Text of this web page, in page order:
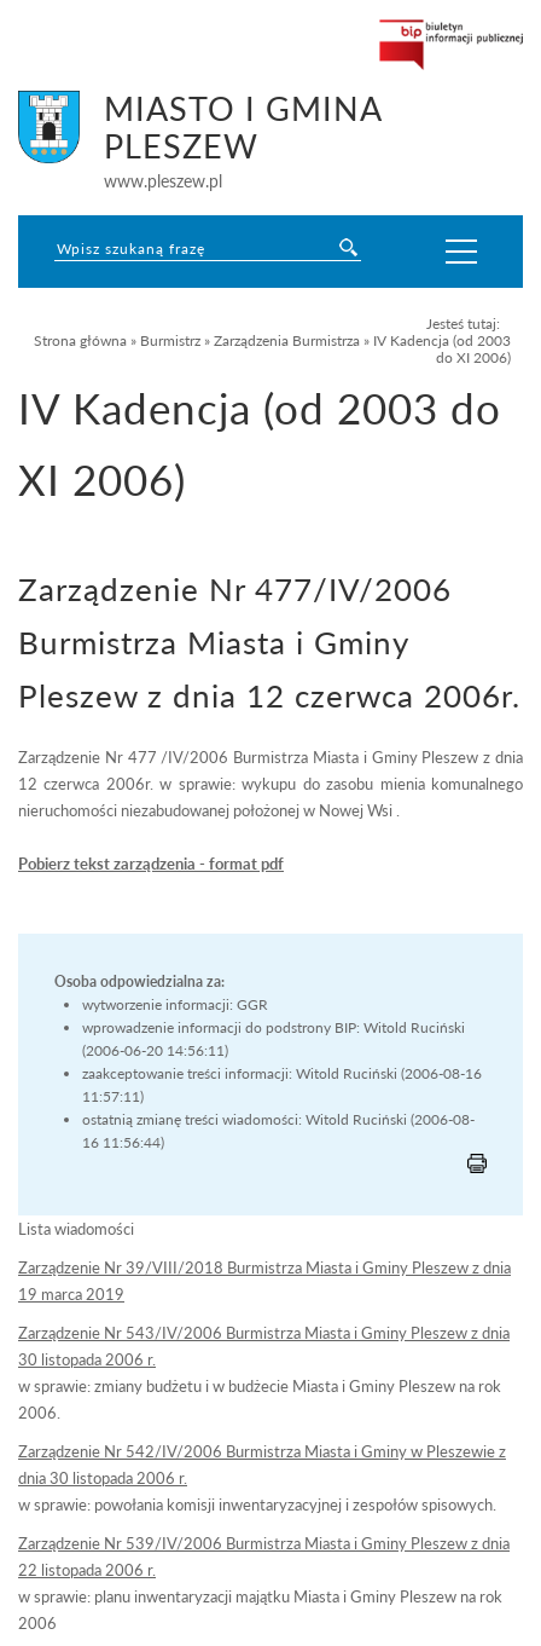
MIASTO I GMINA
PLESZEW
www.pleszew.pl
Jesteś tutaj:
Strona główna » Burmistrz » Zarządzenia Burmistrza » IV Kadencja (od 2003
do XI 2006)
IV Kadencja (od 2003 do
XI 2006)
Zarządzenie Nr 477/IV/2006
Burmistrza Miasta i Gminy
Pleszew z dnia 12 czerwca 2006r.
Zarządzenie Nr 477 /IV/2006 Burmistrza Miasta i Gminy Pleszew z dnia
12 czerwca 2006r. w sprawie: wykupu do zasobu mienia komunalnego
nieruchomości niezabudowanej położonej w Nowej Wsi .
Pobierz tekst zarządzenia - format pdf
Osoba odpowiedzialna za:
wytworzenie informacji: GGR
wprowadzenie informacji do podstrony BIP: Witold Ruciński
(2006-06-20 14:56:11)
zaakceptowanie treści informacji: Witold Ruciński (2006-08-16
11:57:11)
ostatnią zmianę treści wiadomości: Witold Ruciński (2006-08-
16 11:56:44)
Lista wiadomości
Zarządzenie Nr 39/VIII/2018 Burmistrza Miasta i Gminy Pleszew z dnia
19 marca 2019
Zarządzenie Nr 543/IV/2006 Burmistrza Miasta i Gminy Pleszew z dnia
30 listopada 2006 r.
w sprawie: zmiany budżetu i w budżecie Miasta i Gminy Pleszew na rok
2006.
Zarządzenie Nr 542/IV/2006 Burmistrza Miasta i Gminy w Pleszewie z
dnia 30 listopada 2006 r.
w sprawie: powołania komisji inwentaryzacyjnej i zespołów spisowych.
Zarządzenie Nr 539/IV/2006 Burmistrza Miasta i Gminy Pleszew z dnia
22 listopada 2006 r.
w sprawie: planu inwentaryzacji majątku Miasta i Gminy Pleszew na rok
2006